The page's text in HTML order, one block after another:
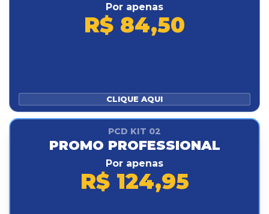
Por apenas
R$ 84,50
CLIQUE AQUI
PCD KIT 02
PROMO PROFESSIONAL
Por apenas
R$ 124,95